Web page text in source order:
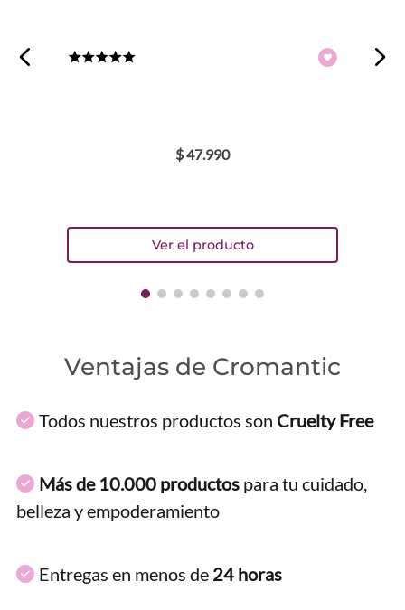
$47.990
Ventajas de Cromantic
Todos nuestros productos son Cruelty Free
Más de 10.000 productos para tu cuidado,
belleza y empoderamiento
Entregas en menos de 24 horas